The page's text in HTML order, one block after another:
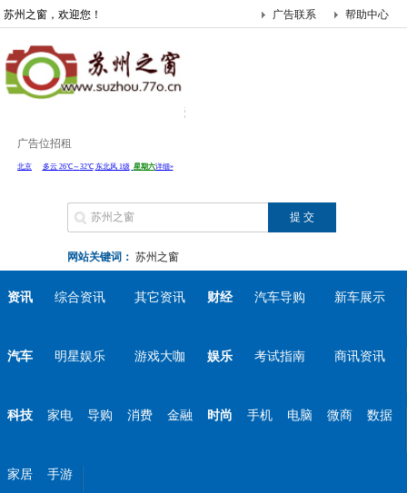
苏州之窗，欢迎您！ 帮助中心
广告联系
广告位招租
网站关键词： 苏州之窗
资讯 综合资讯 其它资讯 财经 汽车导购 新车展示
汽车 明星娱乐 游戏大咖 娱乐 考试指南 商讯资讯
科技 家电 导购 消费 金融 时尚 手机 电脑 微商 数据
家居
手游